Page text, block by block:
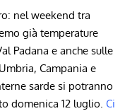
nel weekend tra
già temperature
Padana e anche sulle
Campania e
sarde si potranno
domenica 12 luglio. Ci